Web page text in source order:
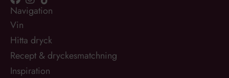
Navigation
Vin
Hitta dryck
Recept & dryckesmatchning
Inspiration